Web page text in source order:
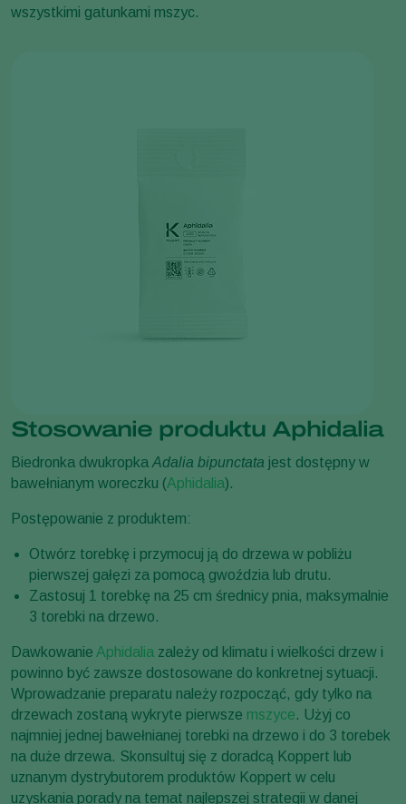
wszystkimi gatunkami mszyc.
Stosowanie produktu Aphidalia
Biedronka dwukropka Adalia bipunctata jest dostępny w
bawełnianym woreczku (Aphidalia).
Postępowanie z produktem:
Otwórz torebkę i przymocuj ją do drzewa w pobliżu
pierwszej gałęzi za pomocą gwoździa lub drutu.
Zastosuj 1 torebkę na 25 cm średnicy pnia, maksymalnie
3 torebki na drzewo.
Dawkowanie Aphidalia zależy od klimatu i wielkości drzew i
powinno być zawsze dostosowane do konkretnej sytuacji.
Wprowadzanie preparatu należy rozpocząć, gdy tylko na
drzewach zostaną wykryte pierwsze mszyce. Użyj co
najmniej jednej bawełnianej torebki na drzewo i do 3 torebek
na duże drzewa. Skonsultuj się z doradcą Koppert lub
uznanym dystrybutorem produktów Koppert w celu
uzyskania porady na temat najlepszej strategii w danej